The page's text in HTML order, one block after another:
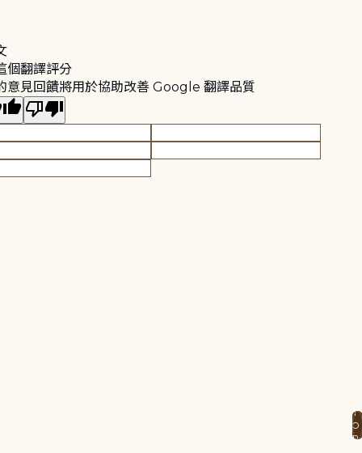
個翻譯評分
意見回饋將用於協助改善 Google 翻譯品質